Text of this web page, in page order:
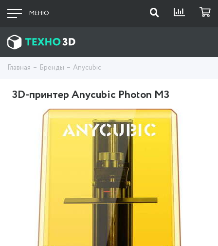
МЕНЮ
Главная Бренды Anycubic
3D-принтер Anycubic Photon M3